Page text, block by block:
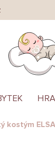
kostým